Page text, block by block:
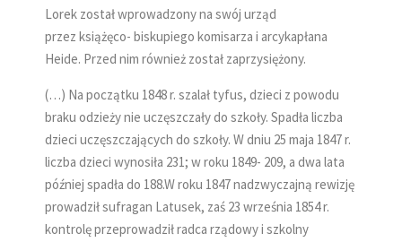
Lorek został wprowadzony na swój urząd
przez książęco- biskupiego komisarza i arcykapłana
Heide. Przed nim również został zaprzysiężony.
(…) Na początku 1848 r. szalał tyfus, dzieci z powodu
braku odzieży nie uczęszczały do szkoły. Spadła liczba
dzieci uczęszczających do szkoły. W dniu 25 maja 1847 r.
liczba dzieci wynosiła 231; w roku 1849- 209, a dwa lata
później spadła do 188.W roku 1847 nadzwyczajną rewizję
prowadził sufragan Latusek, zaś 23 września 1854 r.
kontrolę przeprowadził radca rządowy i szkolny